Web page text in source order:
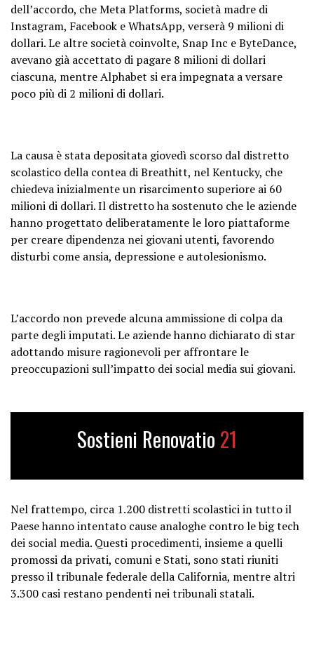
dell’accordo, che Meta Platforms, società madre di
Instagram, Facebook e WhatsApp, verserà 9 milioni di
dollari. Le altre società coinvolte, Snap Inc e ByteDance,
avevano già accettato di pagare 8 milioni di dollari
ciascuna, mentre Alphabet si era impegnata a versare
poco più di 2 milioni di dollari.
La causa è stata depositata giovedì scorso dal distretto
scolastico della contea di Breathitt, nel Kentucky, che
chiedeva inizialmente un risarcimento superiore ai 60
milioni di dollari. Il distretto ha sostenuto che le aziende
hanno progettato deliberatamente le loro piattaforme
per creare dipendenza nei giovani utenti, favorendo
disturbi come ansia, depressione e autolesionismo.
L’accordo non prevede alcuna ammissione di colpa da
parte degli imputati. Le aziende hanno dichiarato di star
adottando misure ragionevoli per affrontare le
preoccupazioni sull’impatto dei social media sui giovani.
Sostieni Renovatio 21
Nel frattempo, circa 1.200 distretti scolastici in tutto il
Paese hanno intentato cause analoghe contro le big tech
dei social media. Questi procedimenti, insieme a quelli
promossi da privati, comuni e Stati, sono stati riuniti
presso il tribunale federale della California, mentre altri
3.300 casi restano pendenti nei tribunali statali.